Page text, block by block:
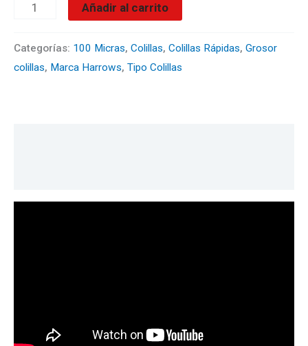
Añadir al carrito
Categorías: 100 Micras, Colillas, Colillas Rápidas, Grosor
colillas, Marca Harrows, Tipo Colillas